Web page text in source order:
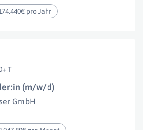
pro Jahr
T
(m/w/d)
GmbH